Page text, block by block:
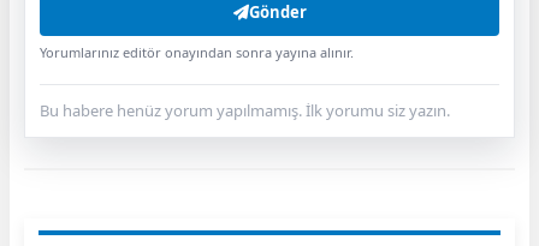
Gönder
Yorumlarınız editör onayından sonra yayına alınır.
Bu habere henüz yorum yapılmamış. İlk yorumu siz yazın.